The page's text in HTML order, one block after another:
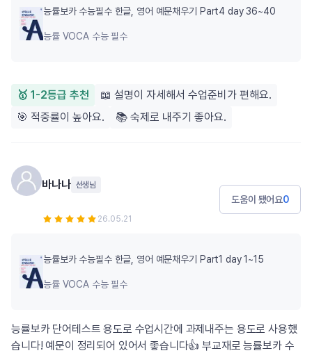
능률보카 수능필수 한글, 영어 예문채우기 Part4 day 36~40
능률 VOCA 수능 필수
🥇 1-2등급 추천
📖 설명이 자세해서 수업준비가 편해요.
🎯 적중률이 높아요.
📚 숙제로 내주기 좋아요.
바나나 선생님
26.05.21
도움이 됐어요0
능률보카 수능필수 한글, 영어 예문채우기 Part1 day 1~15
능률 VOCA 수능 필수
능률보카 단어테스트 용도로 수업시간에 과제내주는 용도로 사용했
습니다! 예문이 정리되어 있어서 좋습니다👍 부교재로 능률보카 수